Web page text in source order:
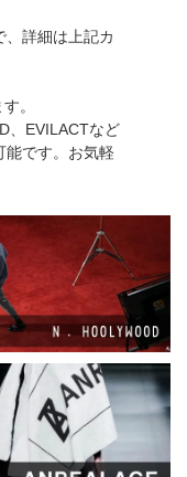
、詳細は上記カ
。
、EVILACTなど
能です。お気軽